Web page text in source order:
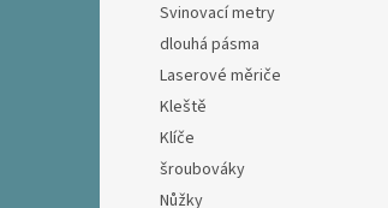
Svinovací metry
dlouhá pásma
Laserové měriče
Kleště
Klíče
šroubováky
Nůžky